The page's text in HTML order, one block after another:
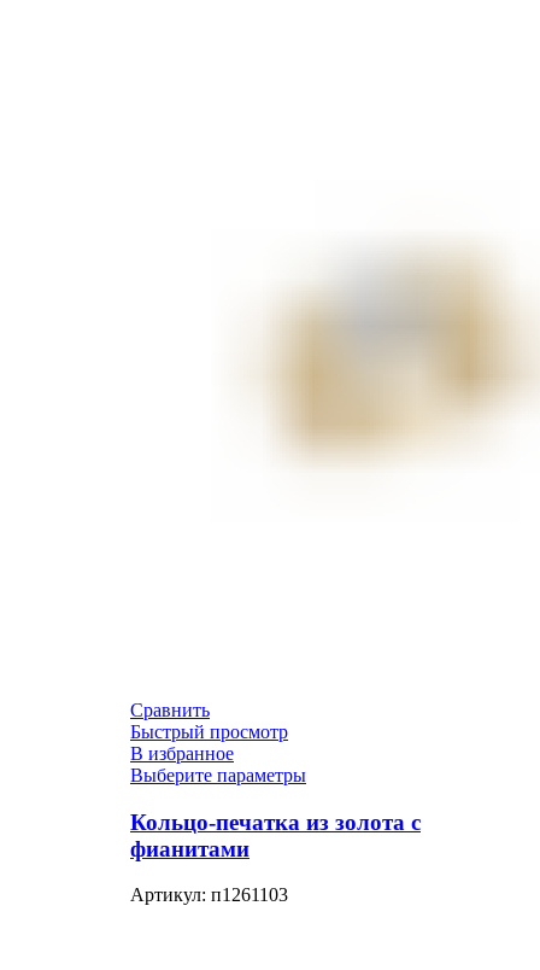
Сравнить
Быстрый просмотр
В избранное
Выберите параметры
Кольцо-печатка из золота с
фианитами
Артикул: п1261103